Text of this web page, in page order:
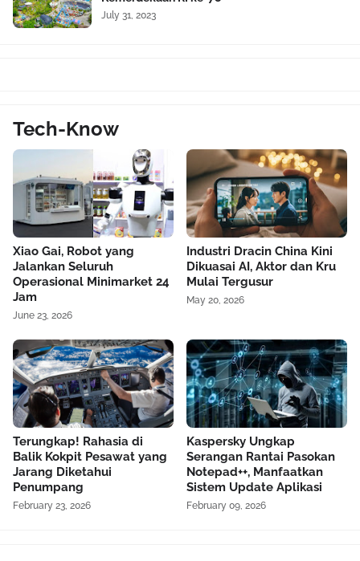
July 31, 2023
Tech-Know
Xiao Gai, Robot yang
Jalankan Seluruh
Operasional Minimarket 24
Jam
June 23, 2026
Industri Dracin China Kini
Dikuasai AI, Aktor dan Kru
Mulai Tergusur
May 20, 2026
Terungkap! Rahasia di
Balik Kokpit Pesawat yang
Jarang Diketahui
Penumpang
February 23, 2026
Kaspersky Ungkap
Serangan Rantai Pasokan
Notepad++, Manfaatkan
Sistem Update Aplikasi
February 09, 2026